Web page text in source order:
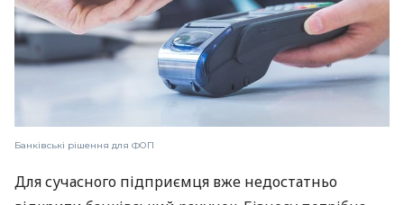
Банківські рішення для ФОП
Для сучасного підприємця вже недостатньо